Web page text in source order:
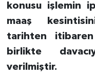
konusu işlemin
maaş
tarihten
birlikte
verilmiştir.